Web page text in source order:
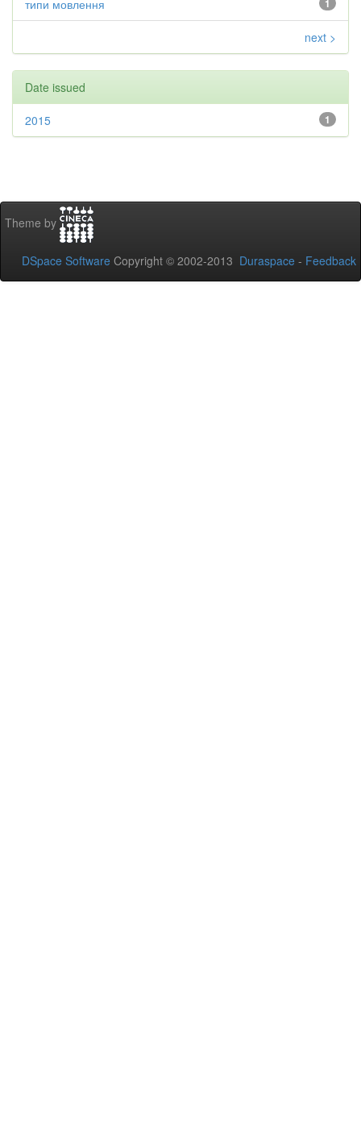
1
типи мовлення
next >
Date issued
1
2015
Theme by
DSpace Software Copyright © 2002-2013 Duraspace - Feedback